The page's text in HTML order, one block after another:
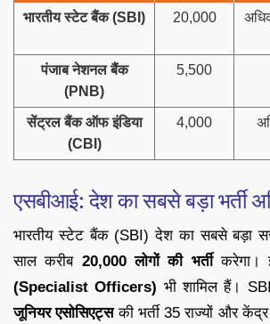
भारतीय स्टेट बैंक (SBI) 20,000
पंजाब नेशनल बैंक
(PNB)
5,500
सेंट्रल बैंक ऑफ इंडिया
(CBI)
4,000
एसबीआई: देश का सबसे बड़ा भर्ती
भारतीय स्टेट बैंक (SBI) देश का सबसे बड़ा
साल करीब 20,000 लोगों की भर्तीकरेगा।
(Specialist Officers) भी शामिल हैं।
जूनियर एसोसिएट्सकी भर्ती 35 राज्यों और